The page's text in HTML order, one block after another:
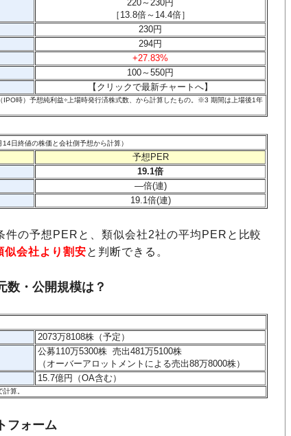
220～230円
［ 13.8倍～ 14.4倍］
230円
294円
+27.83%
100～550円
【クリックで最新チャートへ】
時）予想純利益÷上場時発行済株式数、から計算したもの。 ※3 期間は上場後1年
14日終値の株価と会社側予想から計算）
予想PER
19.1倍
―倍(連)
19.1倍(連)
の予想PERと、類似会社2社の平均PERと比較
似会社より割安と判断できる。
数・公開規模は？
2073万8108株（予定）
公募110万5300株 売出481万5100株
（オーバーアロットメントによる売出88万8000株）
15.7億円（OA含む）
算。
フォーム